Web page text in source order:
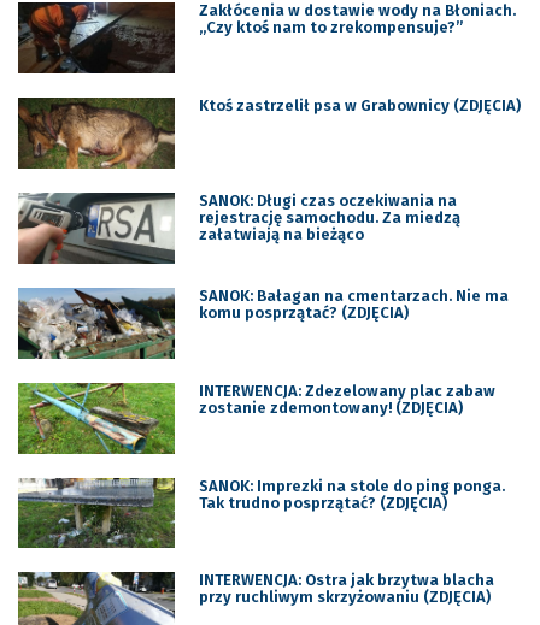
Zakłócenia w dostawie wody na Błoniach.
„Czy ktoś nam to zrekompensuje?”
Ktoś zastrzelił psa w Grabownicy (ZDJĘCIA)
SANOK: Długi czas oczekiwania na
rejestrację samochodu. Za miedzą
załatwiają na bieżąco
SANOK: Bałagan na cmentarzach. Nie ma
komu posprzątać? (ZDJĘCIA)
INTERWENCJA: Zdezelowany plac zabaw
zostanie zdemontowany! (ZDJĘCIA)
SANOK: Imprezki na stole do ping ponga.
Tak trudno posprzątać? (ZDJĘCIA)
INTERWENCJA: Ostra jak brzytwa blacha
przy ruchliwym skrzyżowaniu (ZDJĘCIA)